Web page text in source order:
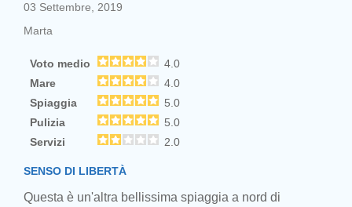
03 Settembre, 2019
Marta
Voto medio
4.0
Mare
4.0
Spiaggia
5.0
Pulizia
5.0
Servizi
2.0
SENSO DI LIBERTÀ
Questa è un'altra bellissima spiaggia a nord di